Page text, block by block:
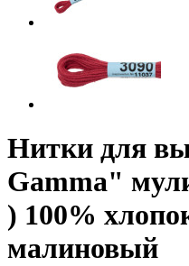
Нитки для
Gamma"
) 100%
малиновый